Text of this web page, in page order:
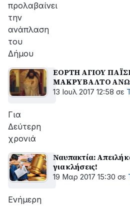
προλαβαίνει
την
ανάπλαση
του
Δήμου
ΕΟΡΤΗ ΑΓΙΟΥ
ΜΑΚΡΥΒΑΛΤΟ ΑΝΩ
13 Ιουλ 2017 12:58 σε
Για
Δεύτερη
χρονιά
Ναυπακτία: Απειλή
για κλήσεις!
19 Μαρ 2017 15:30 σε
Ενήμερη